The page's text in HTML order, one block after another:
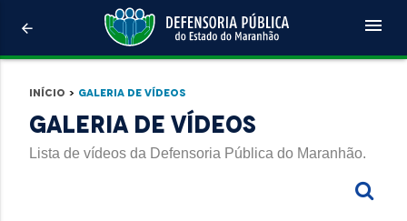
arrow_back menu
Início > Galeria de Vídeos
Galeria de Vídeos
Lista de vídeos da Defensoria Pública do Maranhão.